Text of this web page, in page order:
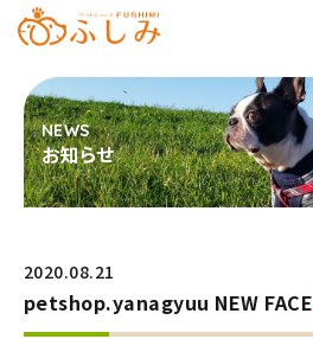
お知らせ
2020.08.21
petshop.yanagyuu NEW FACE